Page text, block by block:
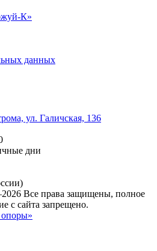
К»
данных
ул. Галичская, 136
дни
Все права защищены, полное
с сайта запрещено.
опоры»